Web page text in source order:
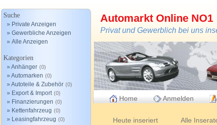
Suche
» Private Anzeigen
» Gewerbliche Anzeigen
» Alle Anzeigen
Kategorien
» Anhänger (0)
» Automarken (0)
» Autoteile & Zubehör (0)
» Export & Import (0)
» Finanzierungen (0)
» Kettenfahrzeug (0)
» Leasingfahrzeug (0)
Automarkt Online NO1
Privat und Gewerblich bei uns
Home Anmelden
Heute inseriert Alle